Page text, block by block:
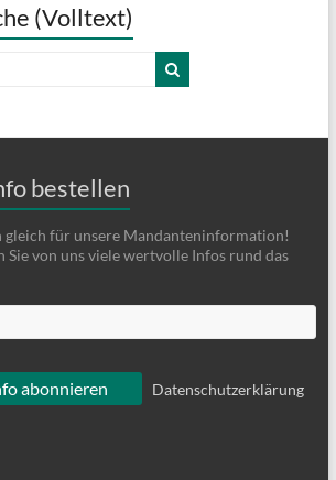
(Volltext)
bestellen
gleich für unsere Mandanteninformation!
Sie von uns viele wertvolle Infos rund das
Datenschutzerklärung